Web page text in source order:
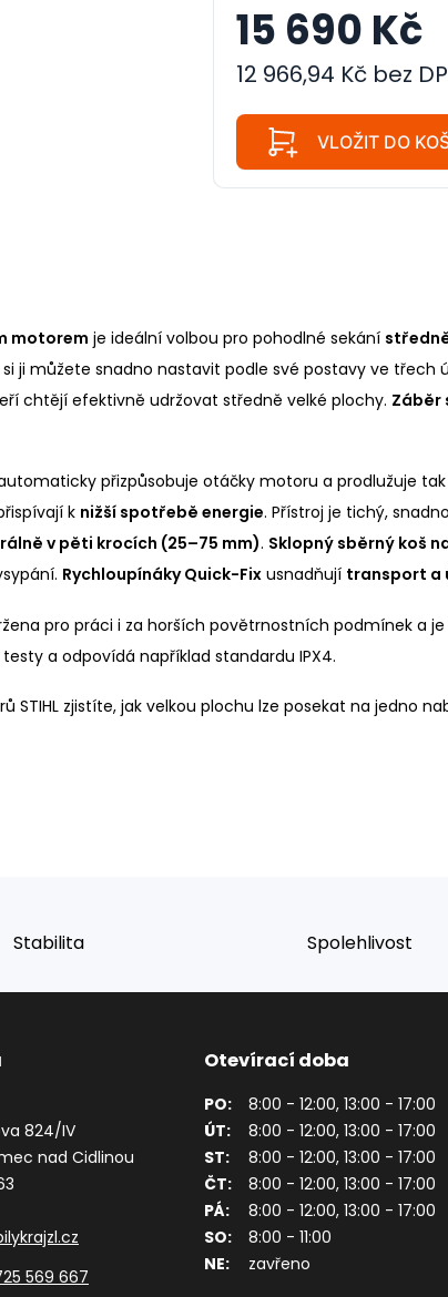
15 690 Kč
12 966,94 Kč bez
VLOŽIT DO
motorem je ideální volbou pro pohodlné sekání
si ji můžete snadno nastavit podle své postavy ve třech
chtějí efektivně udržovat středně velké plochy. Záběr
přizpůsobuje otáčky motoru a prodlužuje
k nižší spotřebě energie. Přístroj je tichý,
v pěti krocích (25–75 mm). Sklopný sběrný koš
Rychloupínáky Quick-Fix usnadňují transport a
pro práci i za horších povětrnostních podmínek a
a odpovídá například standardu IPX4.
STIHL zjistíte, jak velkou plochu lze posekat na jedno
Stabilita Spolehlivost
824/IV
nad Cidlinou
569 667
Otevírací doba
PO:
8:00 - 12:00, 13:00 - 17:00
ÚT:
8:00 - 12:00, 13:00 - 17:00
ST:
8:00 - 12:00, 13:00 - 17:00
ČT:
8:00 - 12:00, 13:00 - 17:00
PÁ:
8:00 - 12:00, 13:00 - 17:00
SO:
8:00 - 11:00
NE:
zavřeno